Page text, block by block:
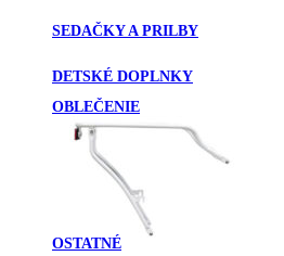
SEDAČKY A PRILBY
DETSKÉ DOPLNKY
OBLEČENIE
OSTATNÉ